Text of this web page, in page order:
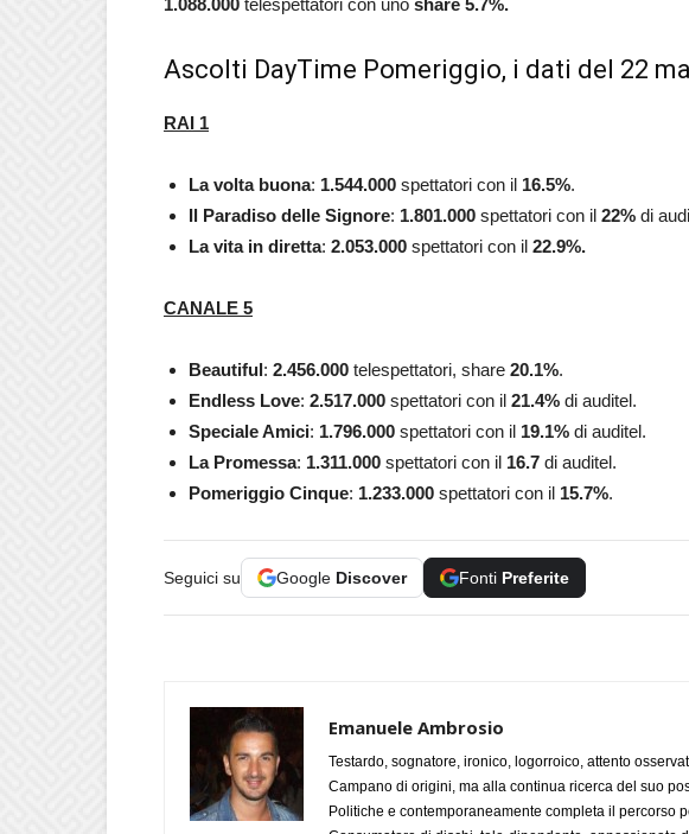
1.088.000 telespettatori con uno share 5.7%.
Ascolti DayTime Pomeriggio, i dati del 22
RAI 1
La volta buona: 1.544.000 spettatori con il 16.5%.
Il Paradiso delle Signore: 1.801.000 spettatori con il 22% di
La vita in diretta: 2.053.000 spettatori con il 22.9%.
CANALE 5
Beautiful: 2.456.000 telespettatori, share 20.1%.
Endless Love: 2.517.000 spettatori con il 21.4% di auditel.
Speciale Amici: 1.796.000 spettatori con il 19.1% di auditel.
La Promessa: 1.311.000 spettatori con il 16.7 di auditel.
Pomeriggio Cinque: 1.233.000 spettatori con il 15.7%.
Seguici su Google Discover Fonti Preferite
Emanuele Ambrosio
Testardo, sognatore, ironico, logorroico, attento
Campano di origini, ma alla continua ricerca del suo
Politiche e contemporaneamente completa il percorso